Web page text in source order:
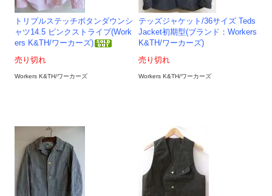
トリプルステッチボタンダウンシ
ャツ14.5 ピンクストライプ(Work
ers K&TH/ワーカーズ)
売り切れ
Workers K&TH/ワーカーズ
テッズジャケット/36サイズ Teds
Jacket初期型(ブランド：Workers
K&TH/ワーカーズ)
売り切れ
Workers K&TH/ワーカーズ